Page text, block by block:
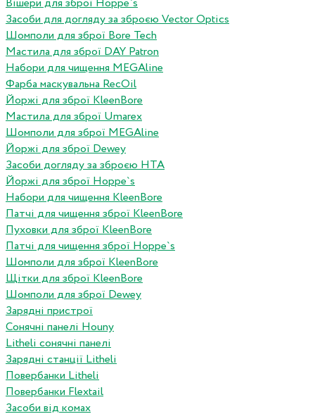
Вішери для зброї Hoppe`s
Засоби для догляду за зброєю Vector Optics
Шомполи для зброї Bore Tech
Мастила для зброї DAY Patron
Набори для чищення MEGAline
Фарба маскувальна RecOil
Йоржі для зброї KleenBore
Мастила для зброї Umarex
Шомполи для зброї MEGAline
Йоржі для зброї Dewey
Засоби догляду за зброєю HTA
Йоржі для зброї Hoppe`s
Набори для чищення KleenBore
Патчі для чищення зброї KleenBore
Пуховки для зброї KleenBore
Патчі для чищення зброї Hoppe`s
Шомполи для зброї KleenBore
Щітки для зброї KleenBore
Шомполи для зброї Dewey
Зарядні пристрої
Сонячні панелі Houny
Litheli сонячні панелі
Зарядні станції Litheli
Повербанки Litheli
Повербанки Flextail
Засоби від комах